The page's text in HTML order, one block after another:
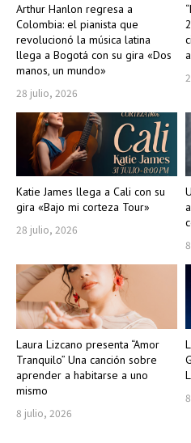
Arthur Hanlon regresa a
Colombia: el pianista que
revolucionó la música latina
llega a Bogotá con su gira «Dos
manos, un mundo»
28 julio, 2026
Katie James llega a Cali con su
gira «Bajo mi corteza Tour»
28 julio, 2026
Laura Lizcano presenta “Amor
Tranquilo” Una canción sobre
aprender a habitarse a uno
mismo
8 julio, 2026